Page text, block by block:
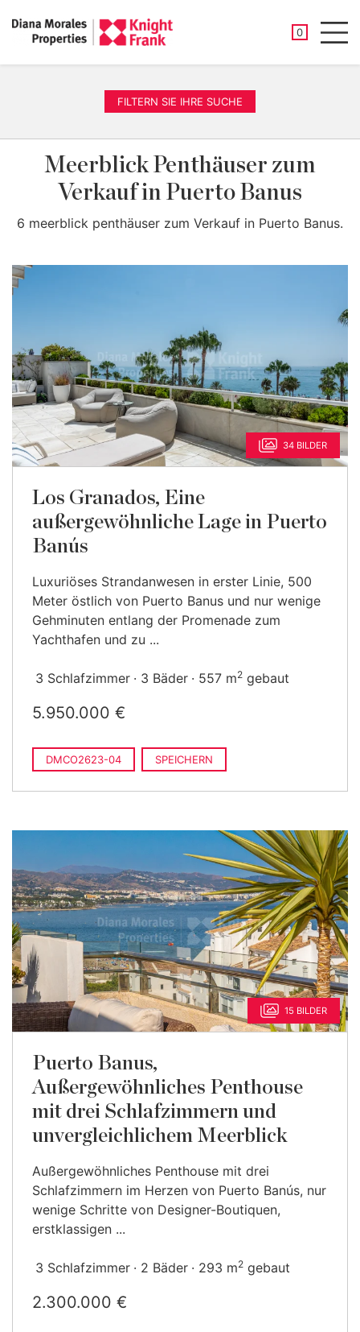
0
FILTERN SIE IHRE SUCHE
Meerblick Penthäuser zum
Verkauf in Puerto Banus
6 meerblick penthäuser zum Verkauf in Puerto Banus.
34 BILDER
Los Granados, Eine
außergewöhnliche Lage in Puerto
Banús
Luxuriöses Strandanwesen in erster Linie, 500
Meter östlich von Puerto Banus und nur wenige
Gehminuten entlang der Promenade zum
Yachthafen und zu ...
3 Schlafzimmer 3 Bäder 557 m2 gebaut
5.950.000 €
DMCO2623-04 SPEICHERN
15 BILDER
Puerto Banus,
Außergewöhnliches Penthouse
mit drei Schlafzimmern und
unvergleichlichem Meerblick
Außergewöhnliches Penthouse mit drei
Schlafzimmern im Herzen von Puerto Banús, nur
wenige Schritte von Designer-Boutiquen,
erstklassigen ...
3 Schlafzimmer 2 Bäder 293 m2 gebaut
2.300.000 €